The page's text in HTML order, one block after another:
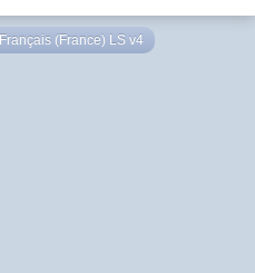
Français (France) LS v4